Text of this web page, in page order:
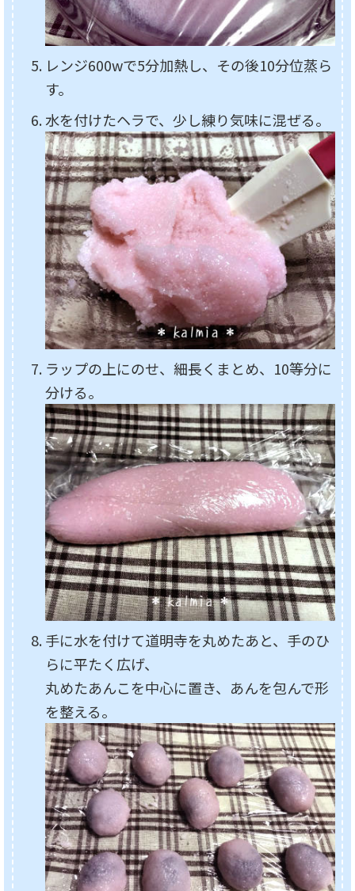
レンジ600wで5分加熱し、その後10分位蒸ら
す。
水を付けたヘラで、少し練り気味に混ぜる。
ラップの上にのせ、細長くまとめ、10等分に
分ける。
手に水を付けて道明寺を丸めたあと、手のひ
らに平たく広げ、
丸めたあんこを中心に置き、あんを包んで形
を整える。